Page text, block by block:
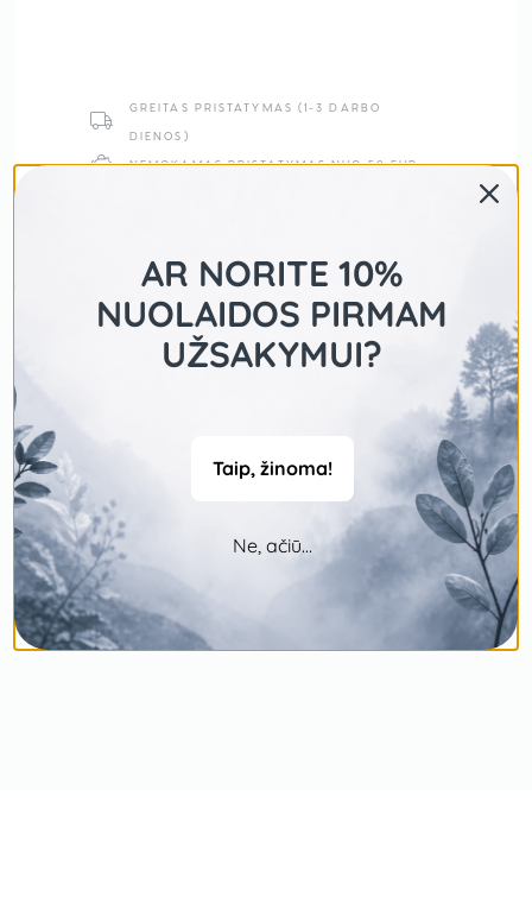
GREITAS PRISTATYMAS (1-3 DARBO
DIENOS)
NEMOKAMAS PRISTATYMAS NUO 50 EUR
AR NORITE 10%
NUOLAIDOS PIRMAM
UŽSAKYMUI?
Taip, žinoma!
Ne, ačiū...